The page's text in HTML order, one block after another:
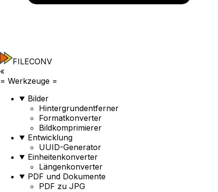
FILECONV
«
= Werkzeuge =
Bilder
Hintergrundentferner
Formatkonverter
Bildkomprimierer
Entwicklung
UUID-Generator
Einheitenkonverter
Längenkonverter
PDF und Dokumente
PDF zu JPG